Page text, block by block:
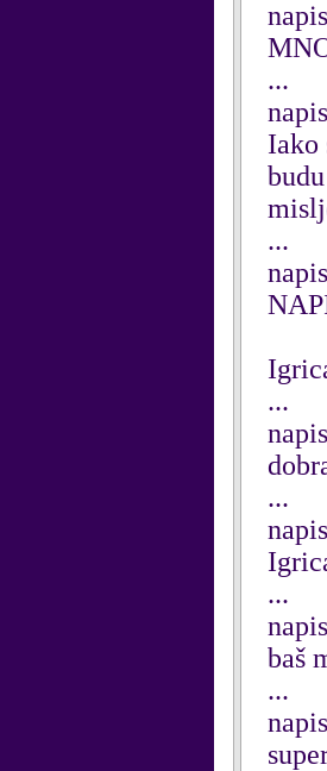
...
Iako
...
...
...
...
baš
...